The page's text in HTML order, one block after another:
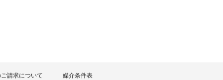
請求について 媒介条件表